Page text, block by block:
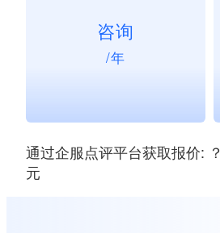
咨询
/年
通过企服点评平台获取报价: ？
元